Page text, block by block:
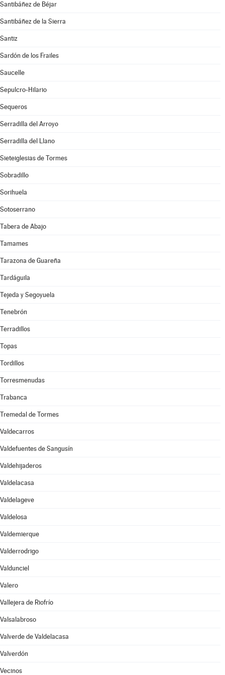
Santibáñez de Béjar
Santibáñez de la Sierra
Santiz
Sardón de los Frailes
Saucelle
Sepulcro-Hilario
Sequeros
Serradilla del Arroyo
Serradilla del Llano
Sieteiglesias de Tormes
Sobradillo
Sorihuela
Sotoserrano
Tabera de Abajo
Tamames
Tarazona de Guareña
Tardáguila
Tejeda y Segoyuela
Tenebrón
Terradillos
Topas
Tordillos
Torresmenudas
Trabanca
Tremedal de Tormes
Valdecarros
Valdefuentes de Sangusín
Valdehijaderos
Valdelacasa
Valdelageve
Valdelosa
Valdemierque
Valderrodrigo
Valdunciel
Valero
Vallejera de Riofrío
Valsalabroso
Valverde de Valdelacasa
Valverdón
Vecinos